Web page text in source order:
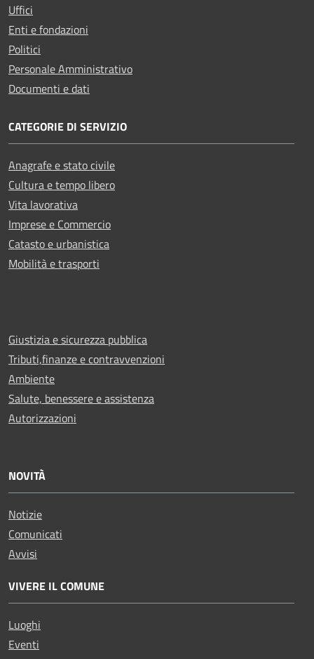
Uffici
Enti e fondazioni
Politici
Personale Amministrativo
Documenti e dati
CATEGORIE DI SERVIZIO
Anagrafe e stato civile
Cultura e tempo libero
Vita lavorativa
Imprese e Commercio
Catasto e urbanistica
Mobilità e trasporti
Giustizia e sicurezza pubblica
Tributi,finanze e contravvenzioni
Ambiente
Salute, benessere e assistenza
Autorizzazioni
NOVITÀ
Notizie
Comunicati
Avvisi
VIVERE IL COMUNE
Luoghi
Eventi